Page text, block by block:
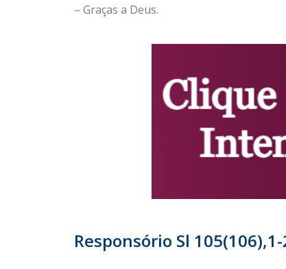
– Graças a Deus.
Responsório Sl